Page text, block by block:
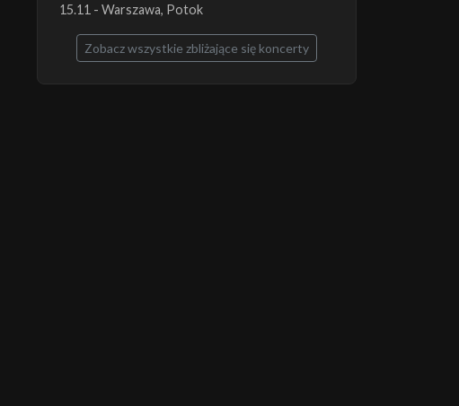
15.11 - Warszawa, Potok
Zobacz wszystkie zbliżające się koncerty